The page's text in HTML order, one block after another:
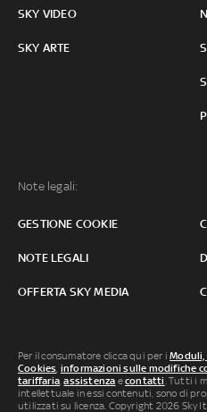
SKY VIDEO
SKY ARTE
Note legali:
GESTIONE COOKIE
NOTE LEGALI
OFFERTA SKY MEDIA
Per il consumatore clicca qui per i
Cookies, informazioni sulle modifiche
tariffaria,assistenza econtatti. Tutti i
intellettuale in essi contenuti, sono di
utilizzati su licenza. Copyright 2026 Sky